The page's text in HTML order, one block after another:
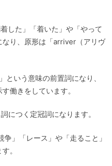
した」「着いた」や「やって
り、原形は「arriver（アリヴ
という意味の前置詞になり、
働きをしています。
につく定冠詞になります。
」「レース」や「走ること」
。